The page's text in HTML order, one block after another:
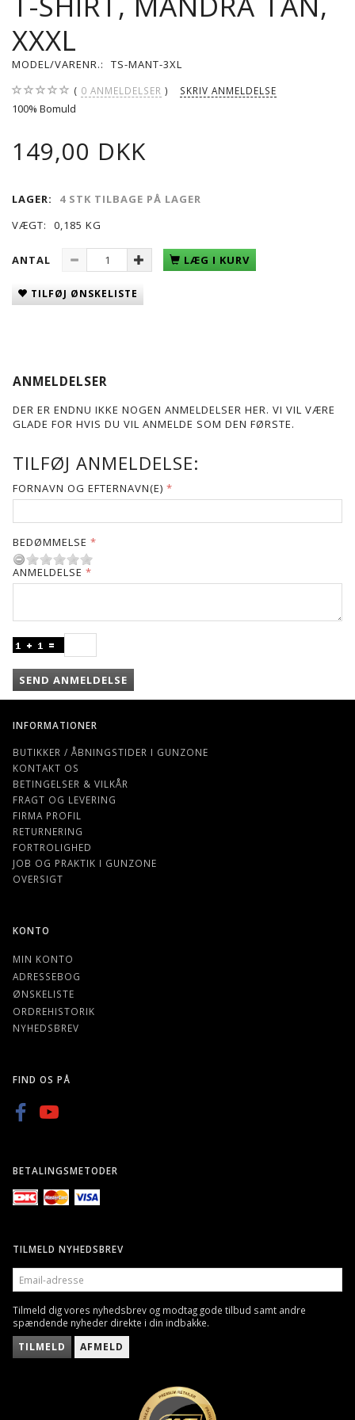
XXXL
MODEL/VARENR.: TS-MANT-3XL
0 ANMELDELSER SKRIV ANMELDELSE
100% Bomuld
149,00 DKK
LAGER:
4 STK TILBAGE PÅ LAGER
VÆGT:
0,185 KG
ANTAL LÆG I KURV
TILFØJ ØNSKELISTE
ANMELDELSER
DER ER ENDNU IKKE NOGEN ANMELDELSER HER. VI VIL VÆRE
GLADE FOR HVIS DU VIL ANMELDE SOM DEN FØRSTE.
TILFØJ ANMELDELSE:
FORNAVN OG EFTERNAVN(E)
BEDØMMELSE
ANMELDELSE
SEND ANMELDELSE
INFORMATIONER
BUTIKKER / ÅBNINGSTIDER I GUNZONE
KONTAKT OS
BETINGELSER & VILKÅR
FRAGT OG LEVERING
FIRMA PROFIL
RETURNERING
FORTROLIGHED
JOB OG PRAKTIK I GUNZONE
OVERSIGT
KONTO
MIN KONTO
ADRESSEBOG
ØNSKELISTE
ORDREHISTORIK
NYHEDSBREV
FIND OS PÅ
BETALINGSMETODER
TILMELD NYHEDSBREV
EMAIL-
ADRESSE
Tilmeld dig vores nyhedsbrev og modtag gode tilbud samt andre
spændende nyheder direkte i din indbakke.
TILMELD AFMELD